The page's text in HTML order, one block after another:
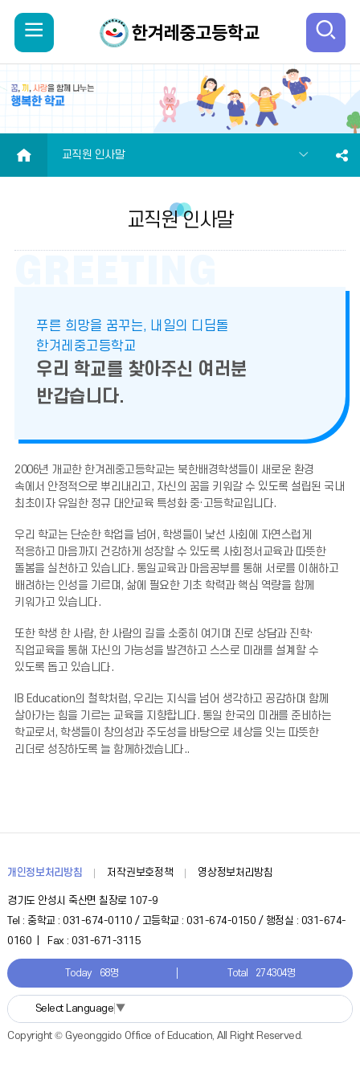
바
일
메
뉴
색
열
기
HOME 교직원 인사말
교직원 인사말
푸른 희망을 꿈꾸는, 내일의 디딤돌
한겨레중고등학교
우리 학교를 찾아주신 여러분
반갑습니다.
2006년 개교한 한겨레중고등학교는 북한배경학생들이 새로운 환경
속에서 안정적으로 뿌리내리고, 자신의 꿈을 키워갈 수 있도록 설립된 국내
최초이자 유일한 정규 대안교육 특성화 중·고등학교입니다.
우리 학교는 단순한 학업을 넘어, 학생들이 낯선 사회에 자연스럽게
적응하고 마음까지 건강하게 성장할 수 있도록 사회정서교육과 따뜻한
돌봄을 실천하고 있습니다. 통일교육과 마음공부를 통해 서로를 이해하고
배려하는 인성을 기르며, 삶에 필요한 기초 학력과 핵심 역량을 함께
키워가고 있습니다.
또한 학생 한 사람, 한 사람의 길을 소중히 여기며 진로 상담과 진학·
직업교육을 통해 자신의 가능성을 발견하고 스스로 미래를 설계할 수
있도록 돕고 있습니다.
IB Education의 철학처럼, 우리는 지식을 넘어 생각하고 공감하며 함께
살아가는 힘을 기르는 교육을 지향합니다. 통일 한국의 미래를 준비하는
학교로서, 학생들이 창의성과 주도성을 바탕으로 세상을 잇는 따뜻한
리더로 성장하도록 늘 함께하겠습니다..
개인정보처리방침 저작권보호정책 영상정보처리방침
경기도 안성시 죽산면 칠장로 107-9
Tel : 중학교 : 031-674-0110 / 고등학교 : 031-674-0150 / 행정실 : 031-674-
0160 | Fax : 031-671-3115
Today 68명 Total 274304명
Select Language ▼
Copyright © Gyeonggido Office of Education, All Right Reserved.